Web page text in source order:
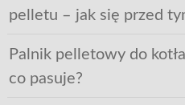
pelletu – jak się przed
Palnik pelletowy do
co pasuje?